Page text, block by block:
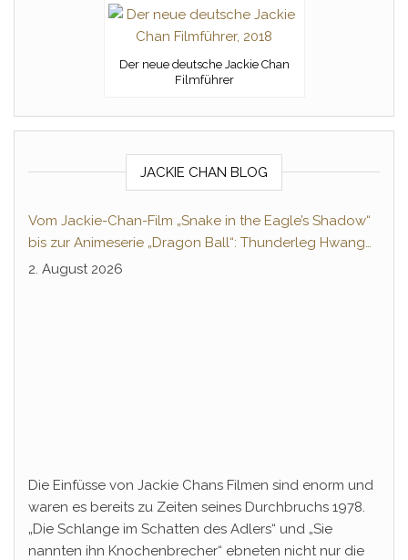
Der neue deutsche Jackie Chan
Filmführer
JACKIE CHAN BLOG
Vom Jackie-Chan-Film „Snake in the Eagle’s Shadow“
bis zur Animeserie „Dragon Ball“: Thunderleg Hwang
Jang-Lee tritt globale Rechteoffensive los
2. August 2026
Die Einfüsse von Jackie Chans Filmen sind enorm und
waren es bereits zu Zeiten seines Durchbruchs 1978.
„Die Schlange im Schatten des Adlers“ und „Sie
nannten ihn Knochenbrecher“ ebneten nicht nur die